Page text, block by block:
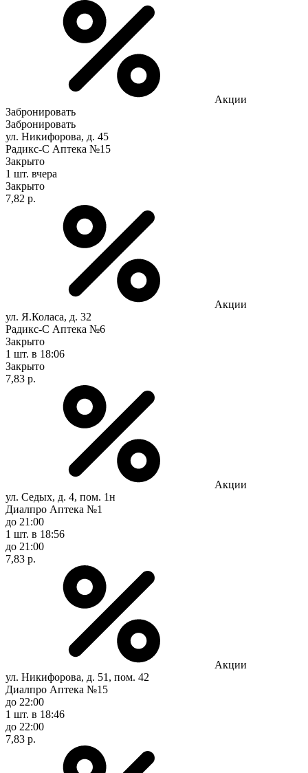
Акции
Забронировать
Забронировать
ул. Никифорова, д. 45
Радикс-С Аптека №15
Закрыто
1 шт. вчера
Закрыто
7,82 р.
Акции
ул. Я.Коласа, д. 32
Радикс-С Аптека №6
Закрыто
1 шт. в 18:06
Закрыто
7,83 р.
Акции
ул. Седых, д. 4, пом. 1н
Диалпро Аптека №1
до 21:00
1 шт. в 18:56
до 21:00
7,83 р.
Акции
ул. Никифорова, д. 51, пом. 42
Диалпро Аптека №15
до 22:00
1 шт. в 18:46
до 22:00
7,83 р.